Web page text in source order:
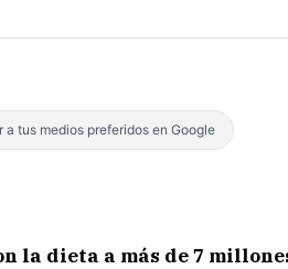
a tus medios preferidos en Google
la dieta a más de 7